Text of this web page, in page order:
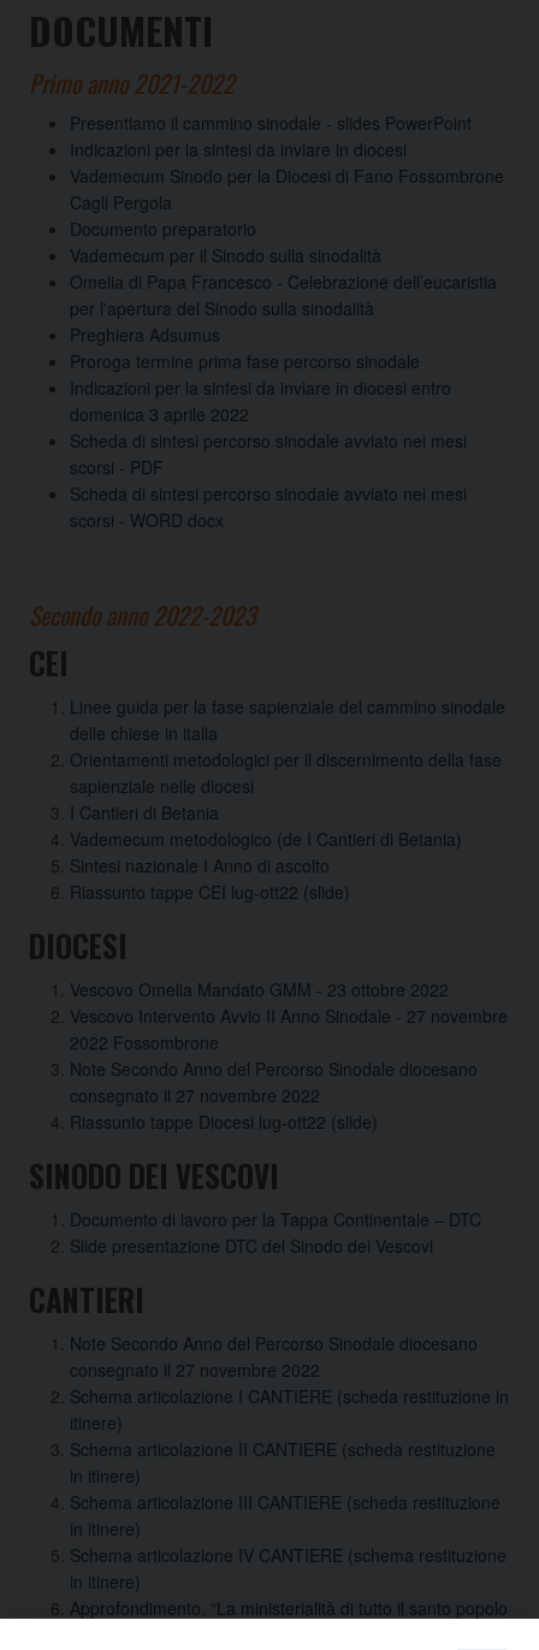
DOCUMENTI
Primo anno 2021-2022
Presentiamo il cammino sinodale - slides PowerPoint
Indicazioni per la sintesi da inviare in diocesi
Vademecum Sinodo per la Diocesi di Fano Fossombrone
Cagli Pergola
Documento preparatorio
Vademecum per il Sinodo sulla sinodalità
Omelia di Papa Francesco - Celebrazione dell’eucaristia
per l'apertura del Sinodo sulla sinodalità
Preghiera Adsumus
Proroga termine prima fase percorso sinodale
Indicazioni per la sintesi da inviare in diocesi entro
domenica 3 aprile 2022
Scheda di sintesi percorso sinodale avviato nei mesi
scorsi - PDF
Scheda di sintesi percorso sinodale avviato nei mesi
scorsi - WORD docx
Secondo anno 2022-2023
CEI
Linee guida per la fase sapienziale del cammino sinodale
delle chiese in italia
Orientamenti metodologici per il discernimento della fase
sapienziale nelle diocesi
I Cantieri di Betania
Vademecum metodologico (de I Cantieri di Betania)
Sintesi nazionale I Anno di ascolto
Riassunto tappe CEI lug-ott22 (slide)
DIOCESI
Vescovo Omelia Mandato GMM - 23 ottobre 2022
Vescovo Intervento Avvio II Anno Sinodale - 27 novembre
2022 Fossombrone
Note Secondo Anno del Percorso Sinodale diocesano
consegnato il 27 novembre 2022
Riassunto tappe Diocesi lug-ott22 (slide)
SINODO DEI VESCOVI
Documento di lavoro per la Tappa Continentale – DTC
Slide presentazione DTC del Sinodo dei Vescovi
CANTIERI
Note Secondo Anno del Percorso Sinodale diocesano
consegnato il 27 novembre 2022
Schema articolazione I CANTIERE (scheda restituzione in
itinere)
Schema articolazione II CANTIERE (scheda restituzione
in itinere)
Schema articolazione III CANTIERE (scheda restituzione
in itinere)
Schema articolazione IV CANTIERE (schema restituzione
in itinere)
Approfondimento. “La ministerialità di tutto il santo popolo